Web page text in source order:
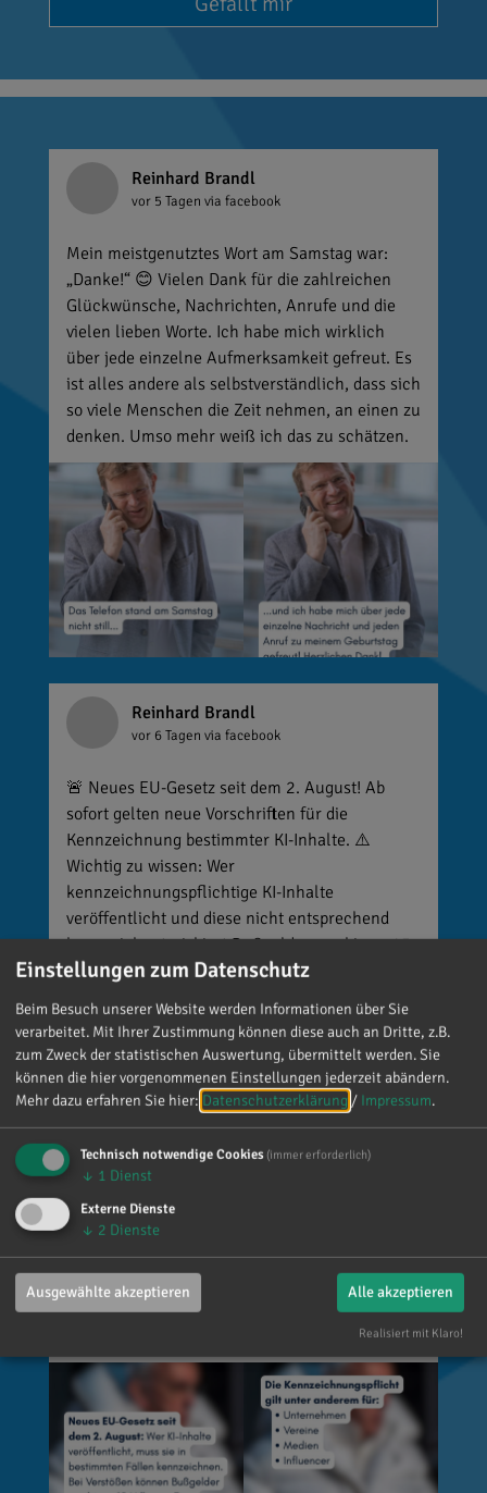
Reinhard Brandl
vor 5 Tagen via facebook
Mein meistgenutztes Wort am Samstag war:
„Danke!“ 😊 Vielen Dank für die zahlreichen
Glückwünsche, Nachrichten, Anrufe und die
vielen lieben Worte. Ich habe mich wirklich
über jede einzelne Aufmerksamkeit gefreut. Es
ist alles andere als selbstverständlich, dass sich
so viele Menschen die Zeit nehmen, an einen zu
denken. Umso mehr weiß ich das zu schätzen.
Reinhard Brandl
vor 6 Tagen via facebook
🚨 Neues EU-Gesetz seit dem 2. August! Ab
sofort gelten neue Vorschriften für die
Kennzeichnung bestimmter KI-Inhalte. ⚠️
Wichtig zu wissen: Wer
kennzeichnungspflichtige KI-Inhalte
veröffentlicht und diese nicht entsprechend
kennzeichnet, riskiert Bußgelder von bis zu 15
Millionen Euro. 📌 Was muss gekennzeichnet
werden? Unter anderem KI-generierte oder KI-
manipulierte Inhalte, die echte Personen, Orte
oder Ereignisse täuschend echt darstellen (z. B.
Deepfakes). 👥 Wer ist betroffen? Unternehmen,
Vereine, Medien, Influencer und viele weitere,
die entsprechende Inhalte veröffentlichen. Die
private Nutzung ist grundsätzlich
ausgenommen. 🌐 Wo gilt das? Überall dort, wo
Inhalte veröffentlicht werden, zum Beispiel auf
Social Media, Websites, Flyern oder Plakaten.
💡 Wie muss gekennzeichnet werden? Es gibt
keine vorgeschriebene Formulierung. Der
Hinweis muss jedoch klar erkennbar und gut
Einstellungen zum Datenschutz
Beim Besuch unserer Website werden Informationen über Sie
verarbeitet. Mit Ihrer Zustimmung können diese auch an Dritte, z.B.
zum Zweck der statistischen Auswertung, übermittelt werden. Sie
können die hier vorgenommenen Einstellungen jederzeit abändern.
Mehr dazu erfahren Sie hier: Datenschutzerklärung / Impressum.
Technisch notwendige Cookies (immer erforderlich)
↓ 1 Dienst
Externe Dienste
↓ 2 Dienste
Ausgewählte akzeptieren Alle akzeptieren
Realisiert mit Klaro!